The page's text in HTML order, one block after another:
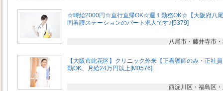
☆時給2000円☆直行直帰OK☆週１勤務OK☆【大阪府八
問看護ステーションのパート求人です♪[5379]
八尾市・藤井寺市
【大阪市此花区】クリニック外来【正看護師のみ・正社
勤OK、月給24万円以上[M0576]
西淀川区・福島区